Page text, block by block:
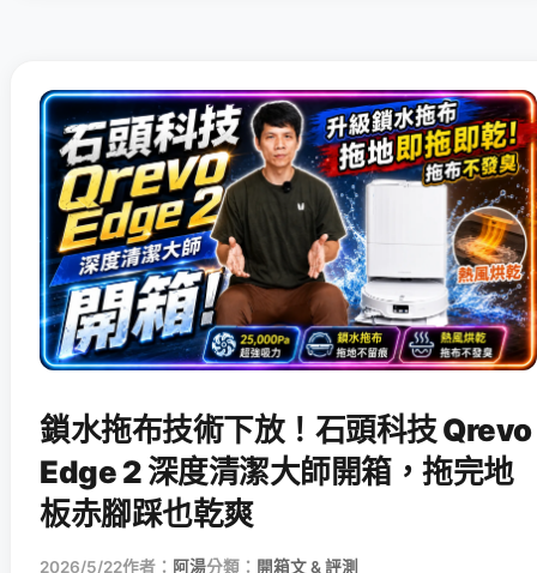
鎖水拖布技術下放！石頭科技 Qrevo
Edge 2 深度清潔大師開箱，拖完地
板赤腳踩也乾爽
2026/5/22作者： 阿湯分類： 開箱文 & 評測